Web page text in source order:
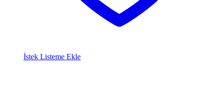
İstek Listeme Ekle